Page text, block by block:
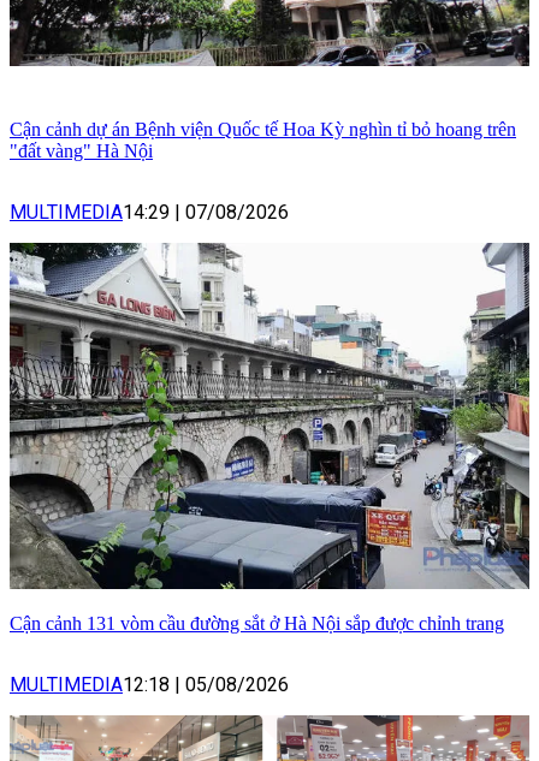
Cận cảnh dự án Bệnh viện Quốc tế Hoa Kỳ nghìn tỉ bỏ hoang trên
"đất vàng" Hà Nội
MULTIMEDIA14:29 07/08/2026
Cận cảnh 131 vòm cầu đường sắt ở Hà Nội sắp được chỉnh trang
MULTIMEDIA12:18 05/08/2026